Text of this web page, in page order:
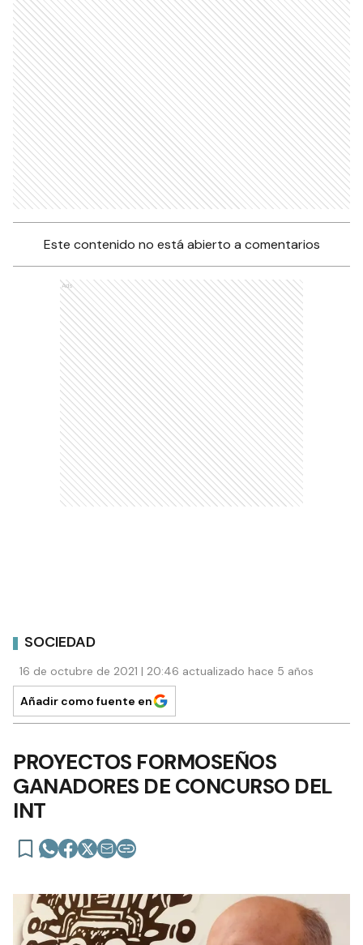
Este contenido no está abierto a comentarios
Ads
SOCIEDAD
16 de octubre de 2021 | 20:46 actualizado hace 5 años
Añadir como fuente en
PROYECTOS FORMOSEÑOS
GANADORES DE CONCURSO DEL
INT